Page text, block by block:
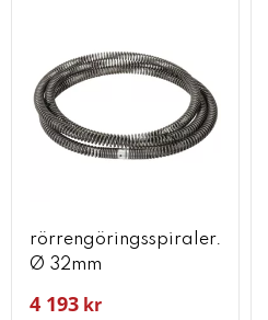
rörrengöringsspiraler.
Ø 32mm
4 193 kr